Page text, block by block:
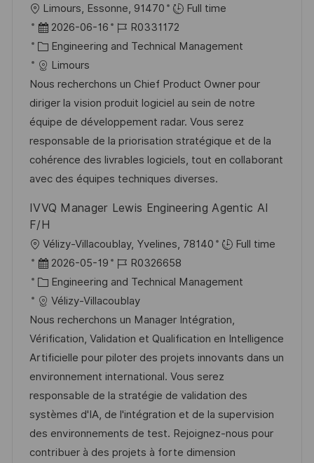
r
ö
f
e
n
t
l
i
c
h
n
g
O
r
t
Limours, Essonne, 91470
Full time
D
a
t
u
m
d
e
r
V
r
f
n
u
2026-06-16
J
o
-
I
D
R0331172
K
a
t
e
g
o
r
i
Engineering and Technical Management
Limours
Nous recherchons un Chief Product Owner pour
diriger la vision produit logiciel au sein de notre
équipe de développement radar. Vous serez
responsable de la priorisation stratégique et de la
cohérence des livrables logiciels, tout en collaborant
avec des équipes techniques diverses.
IVVQ Manager Lewis Engineering Agentic AI
F/H
O
r
t
Vélizy-Villacoublay, Yvelines, 78140
Full time
D
a
t
u
m
d
e
r
V
e
r
2026-05-19
J
o
b
-
I
D
R0326658
K
a
t
e
g
o
r
i
e
Engineering and Technical Management
Vélizy-Villacoublay
Nous recherchons un Manager Intégration,
Vérification, Validation et Qualification en Intelligence
Artificielle pour piloter des projets innovants dans un
environnement international. Vous serez
responsable de la stratégie de validation des
systèmes d'IA, de l'intégration et de la supervision
des environnements de test. Rejoignez-nous pour
contribuer à des projets à forte dimension